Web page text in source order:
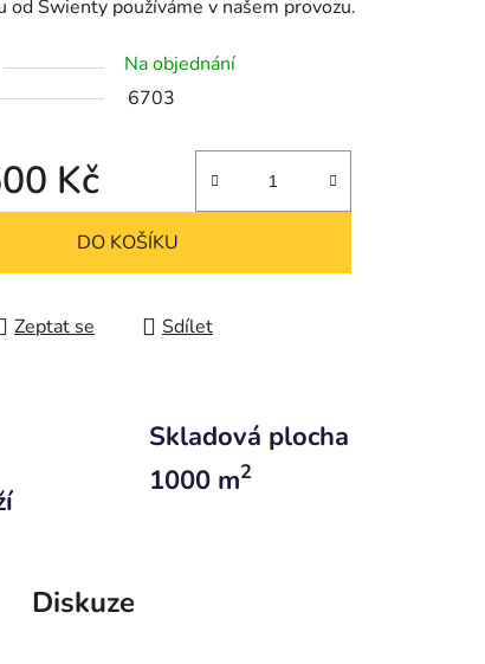
od Swienty používáme v našem provozu.
Na objednání
6703
Kč
DO KOŠÍKU
Zeptat se Sdílet
Skladová plocha
1000 m2
Diskuze